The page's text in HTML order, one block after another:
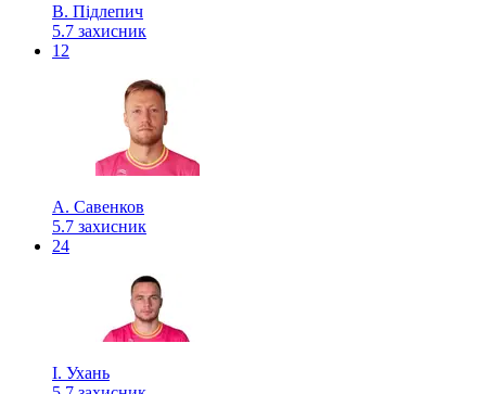
В. Підлепич
5.7 захисник
12
А. Савенков
5.7 захисник
24
І. Ухань